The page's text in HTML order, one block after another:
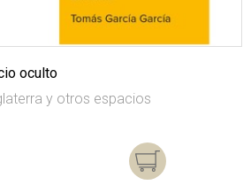
oculto
y otros espacios